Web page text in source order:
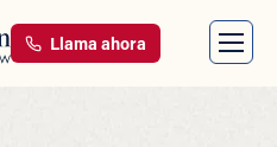
Llama ahora